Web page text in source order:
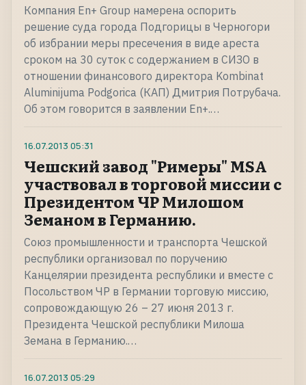
Компания En+ Group намерена оспорить
решение суда города Подгорицы в Черногори
об избрании меры пресечения в виде ареста
сроком на 30 суток с содержанием в СИЗО в
отношении финансового директора Kombinat
Aluminijuma Podgorica (КАП) Дмитрия Потрубача.
Об этом говорится в заявлении En+.…
16.07.2013 05:31
Чешский завод "Римеры" MSA
участвовал в торговой миссии с
Президентом ЧР Милошом
Земаном в Германию.
Союз промышленности и транспорта Чешской
республики организовал по поручению
Канцелярии президента республики и вместе с
Посольством ЧР в Германии торговую миссию,
сопровождающую 26 – 27 июня 2013 г.
Президента Чешской республики Милоша
Земана в Германию.…
16.07.2013 05:29